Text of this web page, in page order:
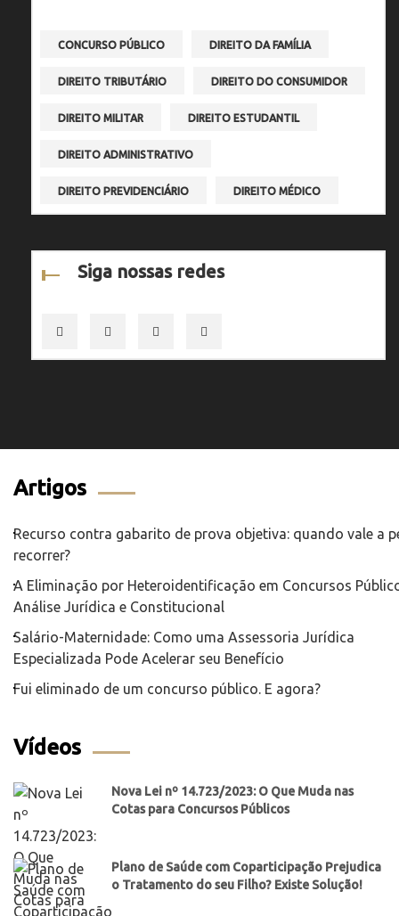
CONCURSO PÚBLICO DIREITO DA FAMÍLIA
DIREITO TRIBUTÁRIO DIREITO DO CONSUMIDOR
DIREITO MILITAR DIREITO ESTUDANTIL
DIREITO ADMINISTRATIVO
DIREITO PREVIDENCIÁRIO DIREITO MÉDICO
Siga nossas redes
Artigos
Recurso contra gabarito de prova objetiva: quando vale a
recorrer?
A Eliminação por Heteroidentificação em Concursos
Análise Jurídica e Constitucional
Salário-Maternidade: Como uma Assessoria Jurídica
Especializada Pode Acelerar seu Benefício
Fui eliminado de um concurso público. E agora?
Vídeos
Nova Lei nº 14.723/2023: O Que Muda nas
Cotas para Concursos Públicos
Plano de Saúde com Coparticipação Prejudica
o Tratamento do seu Filho? Existe Solução!